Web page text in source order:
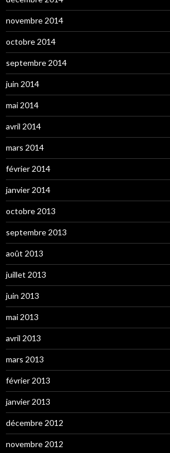
novembre 2014
octobre 2014
septembre 2014
juin 2014
mai 2014
avril 2014
mars 2014
février 2014
janvier 2014
octobre 2013
septembre 2013
août 2013
juillet 2013
juin 2013
mai 2013
avril 2013
mars 2013
février 2013
janvier 2013
décembre 2012
novembre 2012